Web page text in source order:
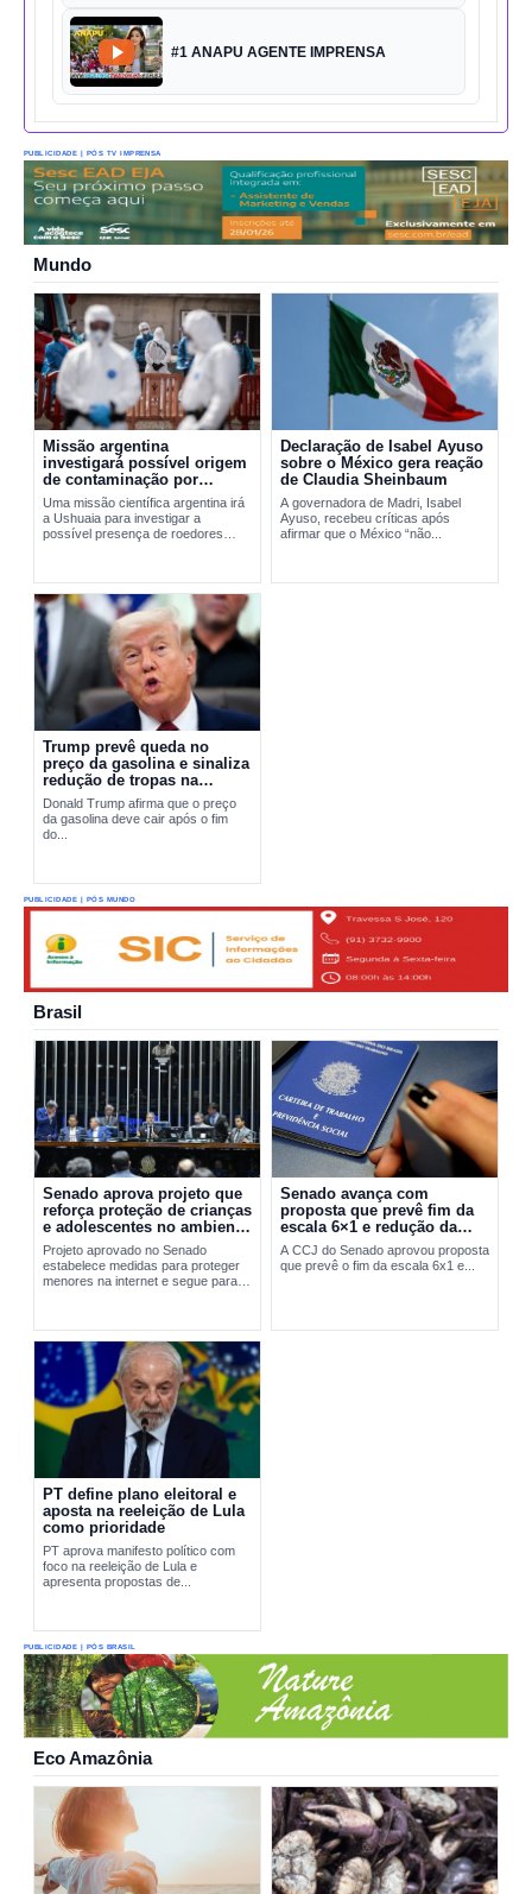
#1 ANAPU AGENTE IMPRENSA
PUBLICIDADE | PÓS TV IMPRENSA
Mundo
Missão argentina
investigará possível origem
de contaminação por
hantavírus em Ushuaia
Uma missão científica argentina irá
a Ushuaia para investigar a
possível presença de roedores
Declaração de Isabel Ayuso
sobre o México gera reação
de Claudia Sheinbaum
A governadora de Madri, Isabel
Ayuso, recebeu críticas após
afirmar que o México “não...
Trump prevê queda no
preço da gasolina e sinaliza
redução de tropas na
Europa
Donald Trump afirma que o preço
da gasolina deve cair após o fim
do...
PUBLICIDADE | PÓS MUNDO
Brasil
Senado aprova projeto que
reforça proteção de crianças
e adolescentes no ambiente
digital
Projeto aprovado no Senado
estabelece medidas para proteger
menores na internet e segue para
Senado avança com
proposta que prevê fim da
escala 6×1 e redução da
jornada de trabalho
A CCJ do Senado aprovou proposta
que prevê o fim da escala 6x1 e...
PT define plano eleitoral e
aposta na reeleição de Lula
como prioridade
PT aprova manifesto político com
foco na reeleição de Lula e
apresenta propostas de...
PUBLICIDADE | PÓS BRASIL
Eco Amazônia